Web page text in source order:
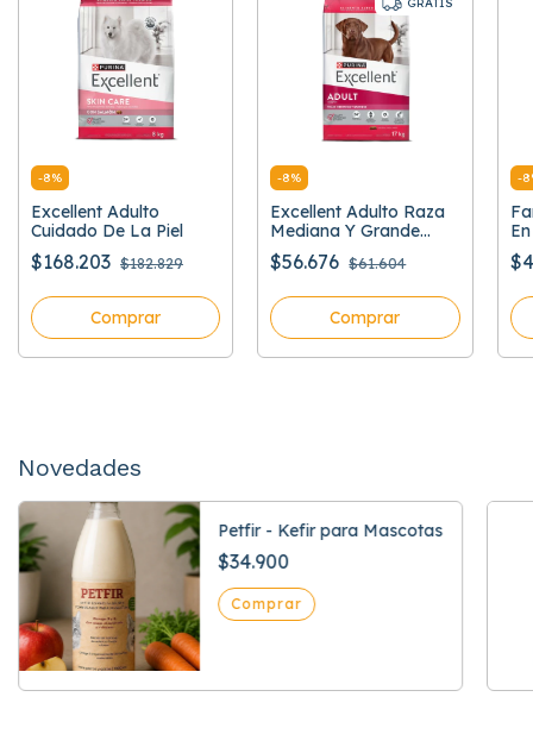
-8%
Excellent Adulto
Cuidado De La Piel
$168.203 $182.829
Comprar
GRATIS
-8%
Excellent Adulto Raza
Mediana Y Grande
Pollo Y Arroz
$56.676 $61.604
Comprar
-8
Novedades
Petfir - Kefir para Mascotas
$34.900